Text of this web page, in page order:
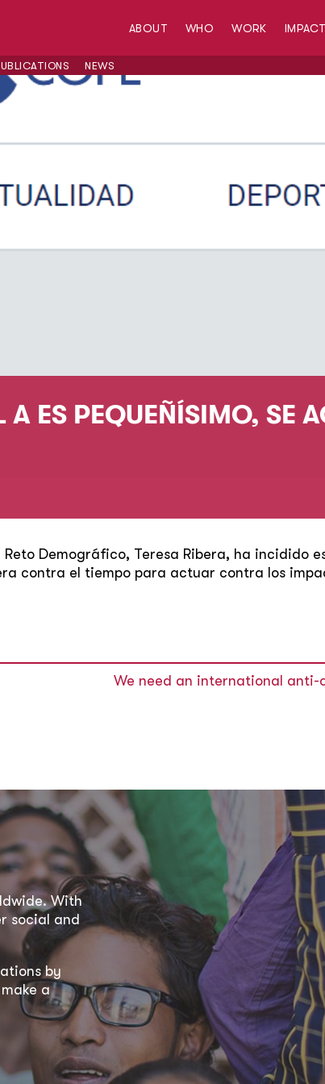
ABOUT WHO WORK IMPACT
NEWS
ES PEQUEÑÍSIMO, SE
Demográfico, Teresa Ribera, ha incidido
contra el tiempo para actuar contra los
We need an international anti-
With
social and
by
a